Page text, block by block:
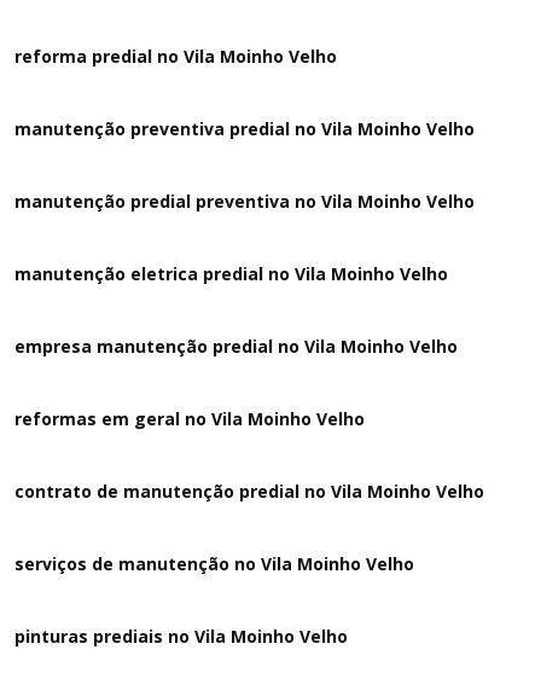
reforma predial no Vila Moinho Velho
manutenção preventiva predial no Vila Moinho Velho
manutenção predial preventiva no Vila Moinho Velho
manutenção eletrica predial no Vila Moinho Velho
empresa manutenção predial no Vila Moinho Velho
reformas em geral no Vila Moinho Velho
contrato de manutenção predial no Vila Moinho Velho
serviços de manutenção no Vila Moinho Velho
pinturas prediais no Vila Moinho Velho